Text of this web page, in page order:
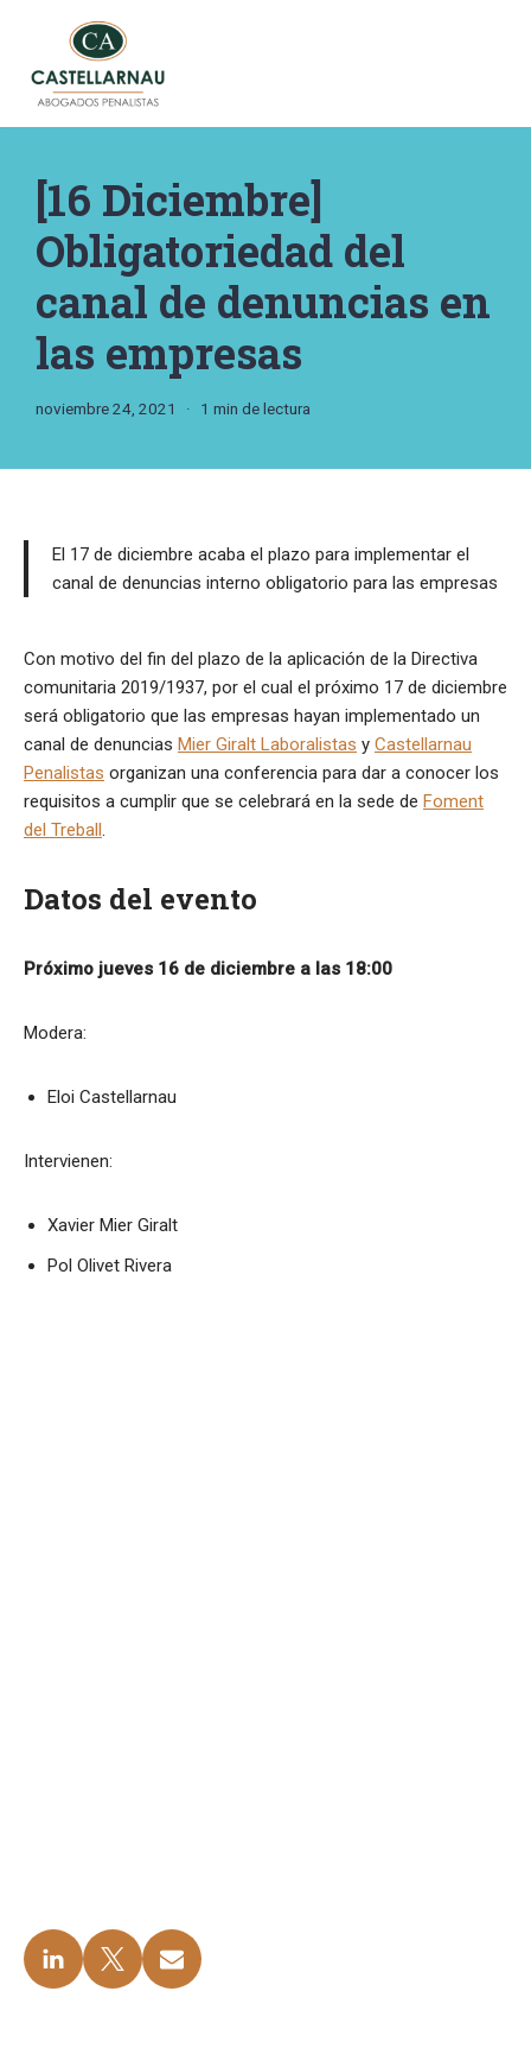
[16 Diciembre]
Obligatoriedad del
canal de denuncias en
las empresas
noviembre 24, 2021 1 min de lectura
El 17 de diciembre acaba el plazo para implementar el
canal de denuncias interno obligatorio para las empresas
Con motivo del fin del plazo de la aplicación de la Directiva
comunitaria 2019/1937, por el cual el próximo 17 de diciembre
será obligatorio que las empresas hayan implementado un
canal de denuncias Mier Giralt Laboralistas y Castellarnau
Penalistas organizan una conferencia para dar a conocer los
requisitos a cumplir que se celebrará en la sede de Foment
del Treball.
Datos del evento
Próximo jueves 16 de diciembre a las 18:00
Modera:
Eloi Castellarnau
Intervienen:
Xavier Mier Giralt
Pol Olivet Rivera